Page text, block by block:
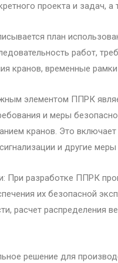
проекта и задач, а
план
работ,
кранов, временные
элементом ППРК
и меры
кранов. Это включает
и другие
При разработке ППРК
их безопасной
расчет распределения
решение для